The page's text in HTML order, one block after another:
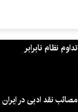
تداوم نظام نابرابر
مصائب نقد ادبی در ایران